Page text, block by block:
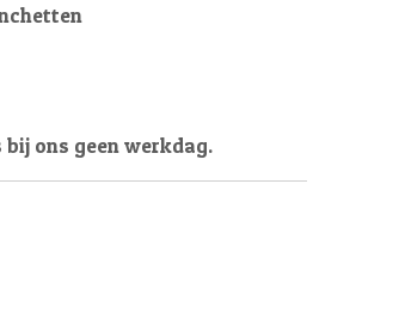
ons geen werkdag.